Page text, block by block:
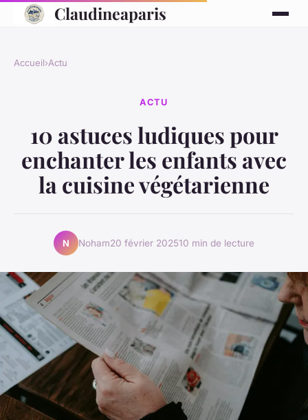
Claudineaparis
Accueil›Actu
ACTU
10 astuces ludiques pour
enchanter les enfants avec
la cuisine végétarienne
N Noham20 février 202510 min de lecture